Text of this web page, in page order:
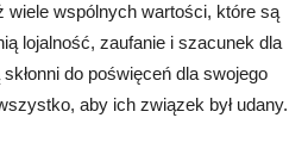
wiele wspólnych wartości, które są
lojalność, zaufanie i szacunek dla
do poświęceń dla swojego
aby ich związek był udany.